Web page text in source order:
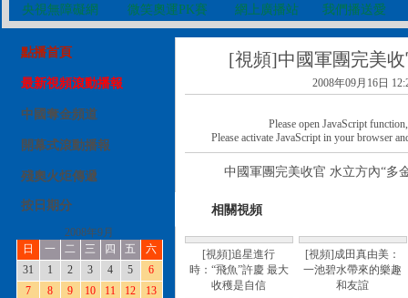
央視無障礙網 微笑奧運PK賽 網上廣播站 我們播送愛
點播首頁
最新視頻滾動播報
中國奪金頻道
開幕式滾動播報
殘奧火炬傳遞
按日期分
2008年9月
日
一 二 三 四 五
六
31
1 2 3 4 5
6
7
8 9 10 11 12
13
[視頻]中國軍團完美
2008年09月16日
Please open JavaScript
Please activate JavaScript in your browser
中國軍團完美收官 水立方內“多
相關視頻
[視頻]追星進行
時：“飛魚”許慶 最大
收穫是自信
[視頻]成田真由美：
一池碧水帶來的樂趣
和友誼